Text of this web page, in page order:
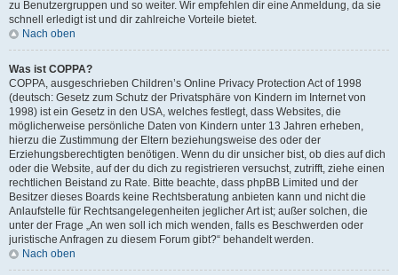
zu Benutzergruppen und so weiter. Wir empfehlen dir eine Anmeldung, da sie
schnell erledigt ist und dir zahlreiche Vorteile bietet.
Nach oben
Was ist COPPA?
COPPA, ausgeschrieben Children’s Online Privacy Protection Act of 1998
(deutsch: Gesetz zum Schutz der Privatsphäre von Kindern im Internet von
1998) ist ein Gesetz in den USA, welches festlegt, dass Websites, die
möglicherweise persönliche Daten von Kindern unter 13 Jahren erheben,
hierzu die Zustimmung der Eltern beziehungsweise des oder der
Erziehungsberechtigten benötigen. Wenn du dir unsicher bist, ob dies auf dich
oder die Website, auf der du dich zu registrieren versuchst, zutrifft, ziehe einen
rechtlichen Beistand zu Rate. Bitte beachte, dass phpBB Limited und der
Besitzer dieses Boards keine Rechtsberatung anbieten kann und nicht die
Anlaufstelle für Rechtsangelegenheiten jeglicher Art ist; außer solchen, die
unter der Frage „An wen soll ich mich wenden, falls es Beschwerden oder
juristische Anfragen zu diesem Forum gibt?“ behandelt werden.
Nach oben